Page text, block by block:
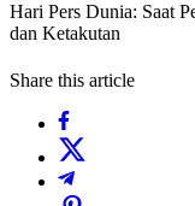
‎Hari Pers Dunia: Saat
dan Ketakutan
Share this article